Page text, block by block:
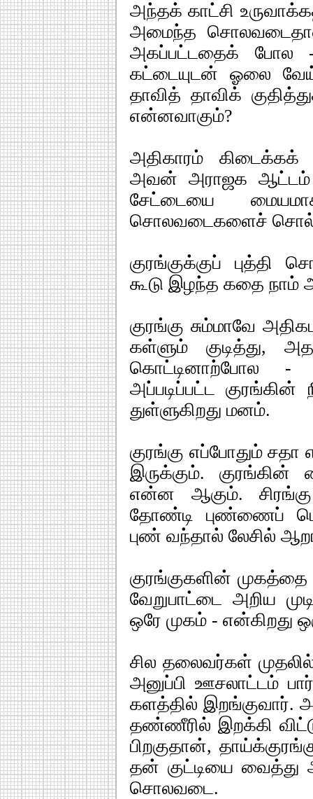
அந்தக் காட்சி
அமைந்த
அகப்பட்டதைக் போல
கட்டையுடன் ஓலை
தாவித் தாவிக்
என்னவாகும்?
அதிகாரம்
அவன் அராஜக ஆட்டம்
சேட்டையை
சொலவடைகளைச்
குரங்குக்குப் புத்தி
கூடு இழந்த கதை நாம்
குரங்கு சும்மாவே
கள்ளும் குடித்து,
கொட்டினாற்போல
அப்படிப்பட்ட
துள்ளுகிறது மனம்.
குரங்கு எப்போதும்
இருக்கும். குரங்கின்
என்ன ஆகும்.
தோண்டி புண்ணைப்
புண் வந்தால் லேசில்
குரங்குகளின்
வேறுபாட்டை அறிய
ஒரே முகம் - என்கிறது
சில தலைவர்கள்
அனுப்பி ஊசலாட்டம்
களத்தில் இறங்குவார்.
தண்ணீரில் இறக்கி
பிறகுதான்,
தன் குட்டியை வைத்து
சொலவடை.